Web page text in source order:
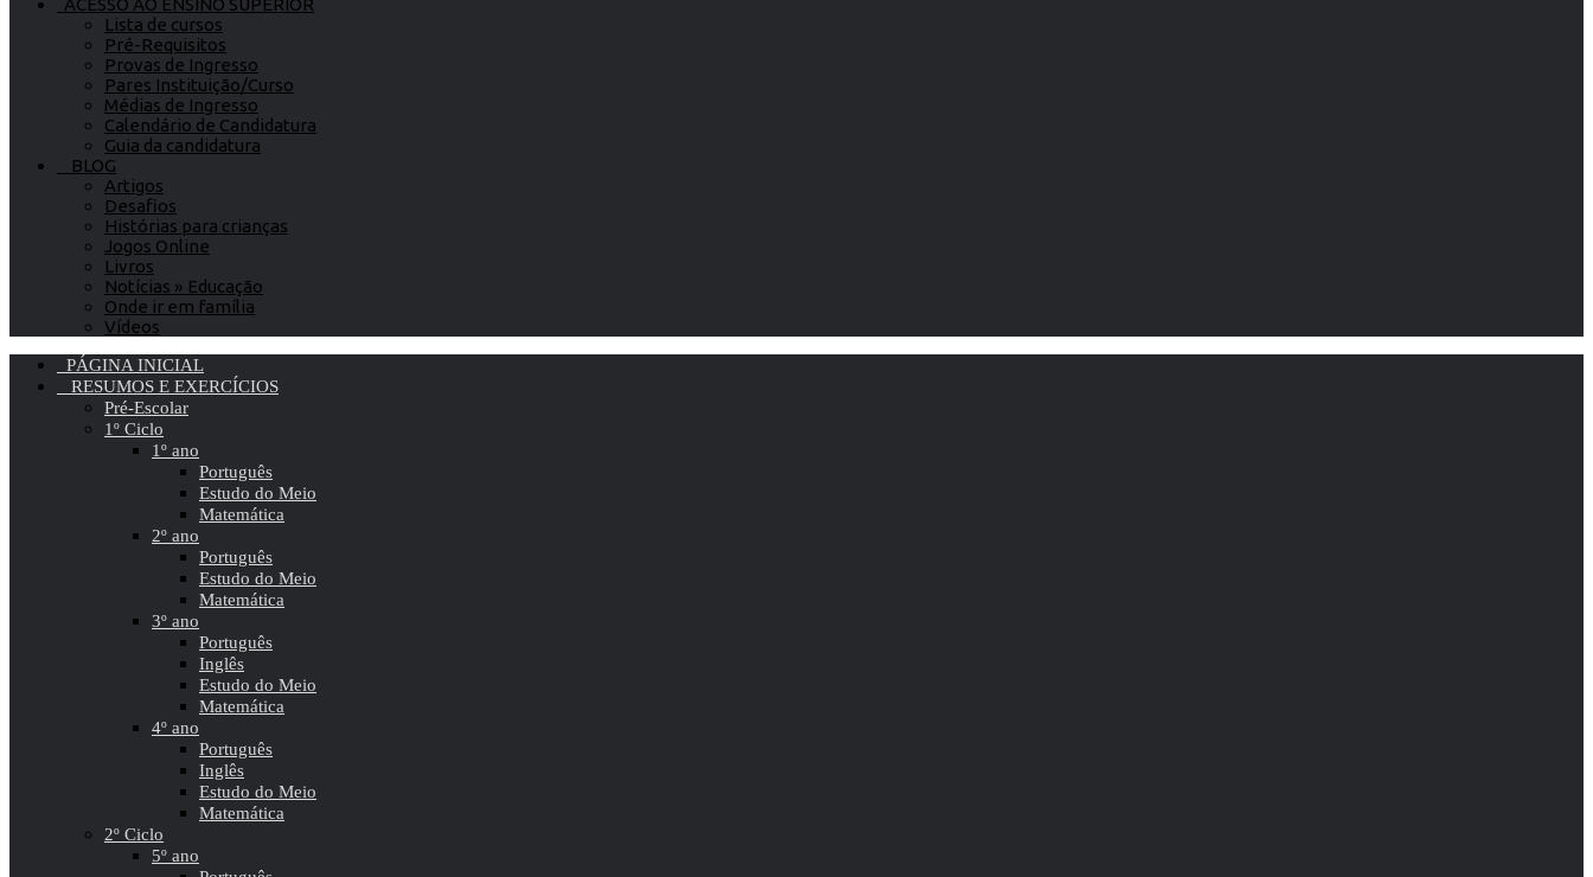
ACESSO AO ENSINO SUPERIOR
Lista de cursos
Pré-Requisitos
Provas de Ingresso
Pares Instituição/Curso
Médias de Ingresso
Calendário de Candidatura
Guia da candidatura
BLOG
Artigos
Desafios
Histórias para crianças
Jogos Online
Livros
Notícias » Educação
Onde ir em família
Vídeos
PÁGINA INICIAL
RESUMOS E EXERCÍCIOS
Pré-Escolar
1º Ciclo
1º ano
Português
Estudo do Meio
Matemática
2º ano
Português
Estudo do Meio
Matemática
3º ano
Português
Inglês
Estudo do Meio
Matemática
4º ano
Português
Inglês
Estudo do Meio
Matemática
2º Ciclo
5º ano